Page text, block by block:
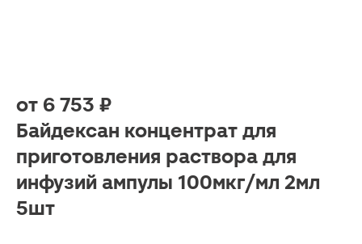
от 6 753 ₽
Байдексан концентрат для
приготовления раствора для
инфузий ампулы 100мкг/мл 2мл
5шт